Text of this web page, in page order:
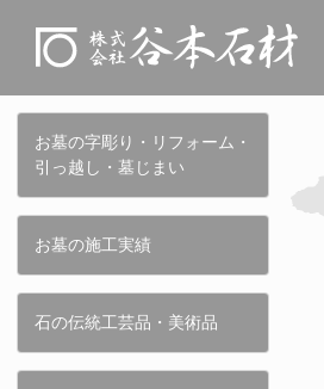
お墓の字彫り・リフォーム・
引っ越し・墓じまい
お墓の施工実績
石の伝統工芸品・美術品